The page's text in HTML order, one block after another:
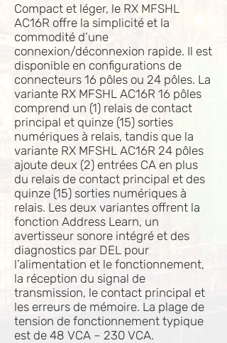
Compact et léger, le RX MFSHL
AC16R offre la simplicité et la
commodité d’une
connexion/déconnexion rapide. Il est
disponible en configurations de
connecteurs 16 pôles ou 24 pôles. La
variante RX MFSHL AC16R 16 pôles
comprend un (1) relais de contact
principal et quinze (15) sorties
numériques à relais, tandis que la
variante RX MFSHL AC16R 24 pôles
ajoute deux (2) entrées CA en plus
du relais de contact principal et des
quinze (15) sorties numériques à
relais. Les deux variantes offrent la
fonction Address Learn, un
avertisseur sonore intégré et des
diagnostics par DEL pour
l’alimentation et le fonctionnement,
la réception du signal de
transmission, le contact principal et
les erreurs de mémoire. La plage de
tension de fonctionnement typique
est de 48 VCA – 230 VCA.